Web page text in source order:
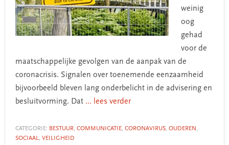
weinig
oog
gehad
voor de
maatschappelijke gevolgen van de aanpak van de
coronacrisis. Signalen over toenemende eenzaamheid
bijvoorbeeld bleven lang onderbelicht in de advisering en
besluitvorming. Dat ... lees verder
CATEGORIE: BESTUUR, COMMUNICATIE, CORONAVIRUS, OUDEREN ,
SOCIAAL, VEILIGHEID